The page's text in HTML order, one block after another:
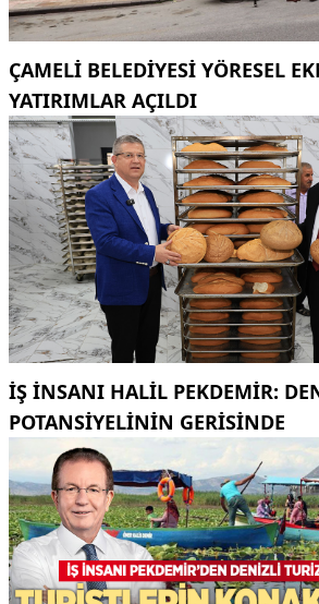
ÇAMELI BELEDIYESI YÖRESEL
YATIRIMLAR AÇILDI
İŞ INSANI HALIL PEKDEMIR:
POTANSIYELININ GERISINDE